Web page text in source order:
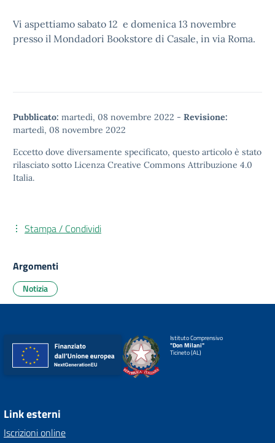
Vi aspettiamo sabato 12 e domenica 13 novembre
presso il Mondadori Bookstore di Casale, in via Roma.
Pubblicato: martedì, 08 novembre 2022 - Revisione:
martedì, 08 novembre 2022
Eccetto dove diversamente specificato, questo articolo è stato
rilasciato sotto Licenza Creative Commons Attribuzione 4.0
Italia.
Stampa / Condividi
Argomenti
Notizia
Istituto Comprensivo
"Don Milani"
Ticineto (AL)
Link esterni
Iscrizioni online